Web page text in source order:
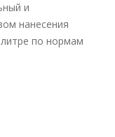
и
нанесения
по нормам